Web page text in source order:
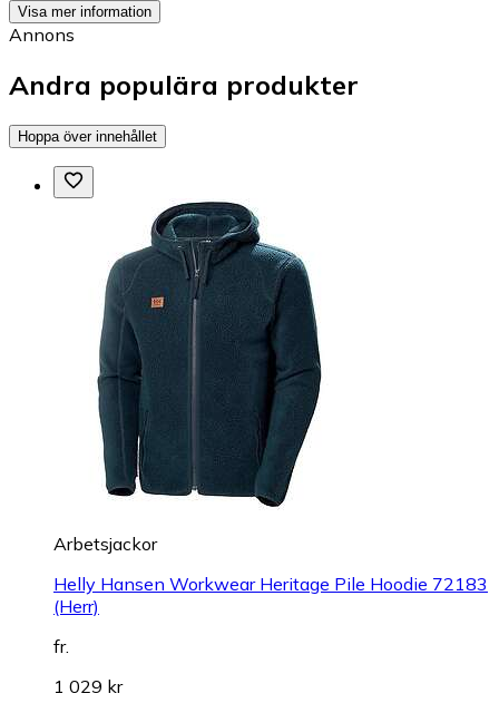
Visa mer information
Annons
Andra populära produkter
Hoppa över innehållet
Arbetsjackor
Helly Hansen Workwear Heritage Pile Hoodie 72183
(Herr)
fr.
1 029 kr